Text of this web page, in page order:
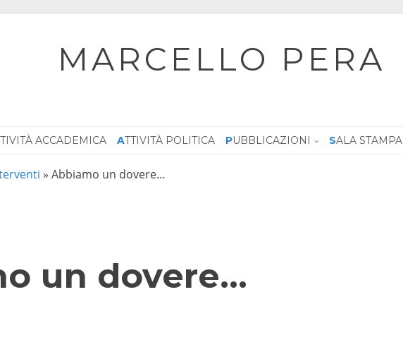
MARCELLO PERA
ACCADEMICA ATTIVITÀ POLITICA PUBBLICAZIONI SALA STAMPA
» Abbiamo un dovere…
un dovere…